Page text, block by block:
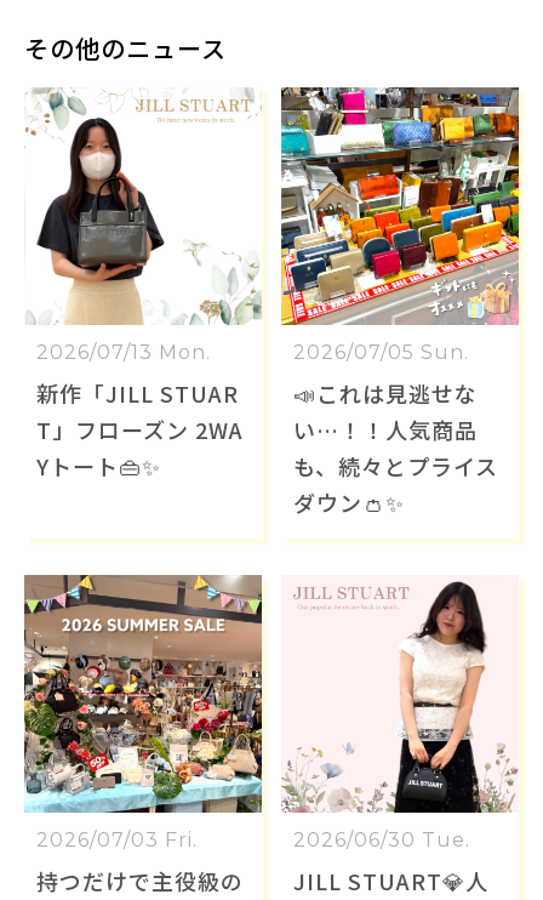
その他のニュース
2026/07/13 Mon.
新作「JILL STUAR
T」フローズン 2WA
Yトート👜✨
2026/07/05 Sun.
📣これは見逃せな
い…！！人気商品
も、続々とプライス
ダウン👛✨
2026/07/03 Fri.
持つだけで主役級の
2026/06/30 Tue.
JILL STUART💎人